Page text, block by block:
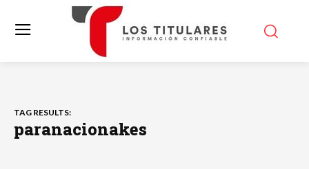
TAG RESULTS:
paranacionakes